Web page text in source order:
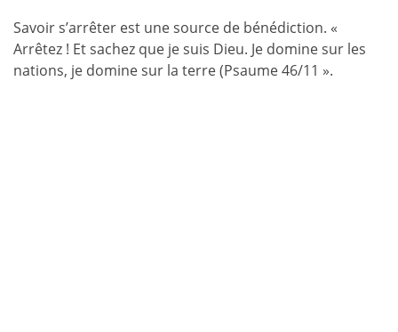
Savoir s’arrêter est une source de bénédiction. «
Arrêtez ! Et sachez que je suis Dieu. Je domine sur les
nations, je domine sur la terre (Psaume 46/11 ».